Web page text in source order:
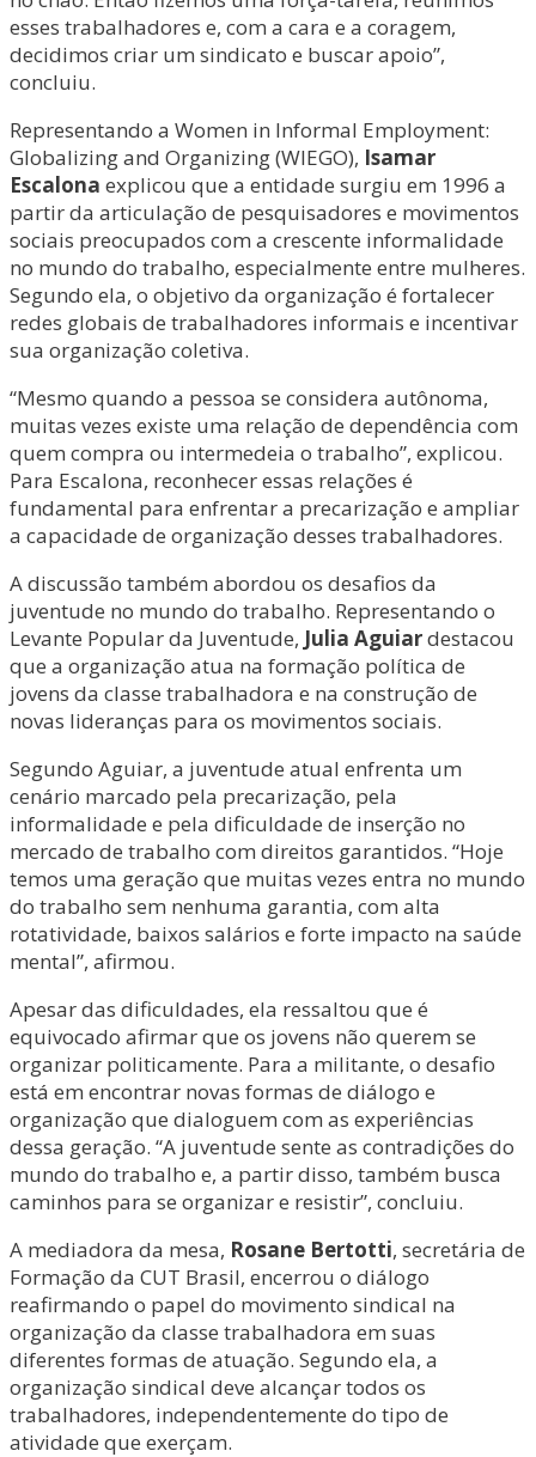
esses trabalhadores e, com a cara e a coragem,
decidimos criar um sindicato e buscar apoio”,
concluiu.
Representando a Women in Informal Employment:
Globalizing and Organizing (WIEGO), Isamar
Escalona explicou que a entidade surgiu em 1996 a
partir da articulação de pesquisadores e movimentos
sociais preocupados com a crescente informalidade
no mundo do trabalho, especialmente entre mulheres.
Segundo ela, o objetivo da organização é fortalecer
redes globais de trabalhadores informais e incentivar
sua organização coletiva.
“Mesmo quando a pessoa se considera autônoma,
muitas vezes existe uma relação de dependência com
quem compra ou intermedeia o trabalho”, explicou.
Para Escalona, reconhecer essas relações é
fundamental para enfrentar a precarização e ampliar
a capacidade de organização desses trabalhadores.
A discussão também abordou os desafios da
juventude no mundo do trabalho. Representando o
Levante Popular da Juventude, Julia Aguiardestacou
que a organização atua na formação política de
jovens da classe trabalhadora e na construção de
novas lideranças para os movimentos sociais.
Segundo Aguiar, a juventude atual enfrenta um
cenário marcado pela precarização, pela
informalidade e pela dificuldade de inserção no
mercado de trabalho com direitos garantidos. “Hoje
temos uma geração que muitas vezes entra no mundo
do trabalho sem nenhuma garantia, com alta
rotatividade, baixos salários e forte impacto na saúde
mental”, afirmou.
Apesar das dificuldades, ela ressaltou que é
equivocado afirmar que os jovens não querem se
organizar politicamente. Para a militante, o desafio
está em encontrar novas formas de diálogo e
organização que dialoguem com as experiências
dessa geração. “A juventude sente as contradições do
mundo do trabalho e, a partir disso, também busca
caminhos para se organizar e resistir”, concluiu.
A mediadora da mesa, Rosane Bertotti, secretária de
Formação da CUT Brasil, encerrou o diálogo
reafirmando o papel do movimento sindical na
organização da classe trabalhadora em suas
diferentes formas de atuação. Segundo ela, a
organização sindical deve alcançar todos os
trabalhadores, independentemente do tipo de
atividade que exerçam.